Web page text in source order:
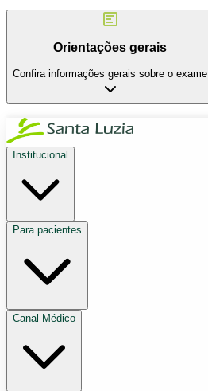
Orientações gerais
Confira informações gerais sobre o exame
Institucional
Para pacientes
Canal Médico